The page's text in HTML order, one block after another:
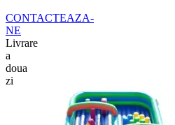
CONTACTEAZA-
NE
Livrare
a
doua
zi